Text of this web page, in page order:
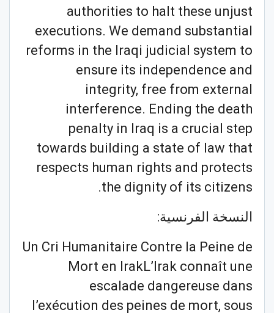
authorities to halt these unjust
executions. We demand substantial
reforms in the Iraqi judicial system to
ensure its independence and
integrity, free from external
interference. Ending the death
penalty in Iraq is a crucial step
towards building a state of law that
respects human rights and protects
the dignity of its citizens.
النسخة الفرنسية:
Un Cri Humanitaire Contre la Peine de
Mort en IrakL’Irak connaît une
escalade dangereuse dans
l’exécution des peines de mort, sous